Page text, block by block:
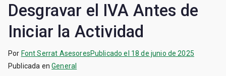
Desgravar el IVA Antes de
Iniciar la Actividad
Por Font Serrat AsesoresPublicado el 18 de junio de 2025
Publicada enGeneral